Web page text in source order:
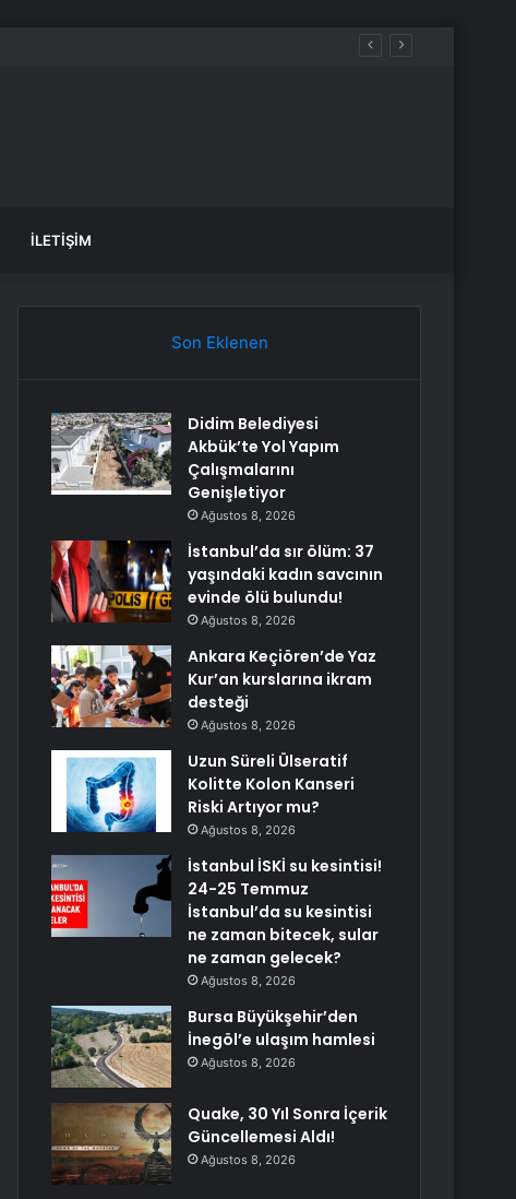
İLETIŞIM
Son Eklenen
Didim Belediyesi
Akbük’te Yol Yapım
Çalışmalarını
Genişletiyor
Ağustos 8, 2026
İstanbul’da sır ölüm: 37
yaşındaki kadın savcının
evinde ölü bulundu!
Ağustos 8, 2026
Ankara Keçiören’de Yaz
Kur’an kurslarına ikram
desteği
Ağustos 8, 2026
Uzun Süreli Ülseratif
Kolitte Kolon Kanseri
Riski Artıyor mu?
Ağustos 8, 2026
İstanbul İSKİ su kesintisi!
24-25 Temmuz
İstanbul’da su kesintisi
ne zaman bitecek, sular
ne zaman gelecek?
Ağustos 8, 2026
Bursa Büyükşehir’den
İnegöl’e ulaşım hamlesi
Ağustos 8, 2026
Quake, 30 Yıl Sonra İçerik
Güncellemesi Aldı!
Ağustos 8, 2026